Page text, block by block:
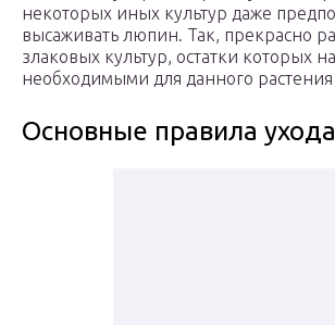
некоторых иных культур даже
высаживать люпин. Так, прекрасно
злаковых культур, остатки которых
необходимыми для данного
Основные правила ухода